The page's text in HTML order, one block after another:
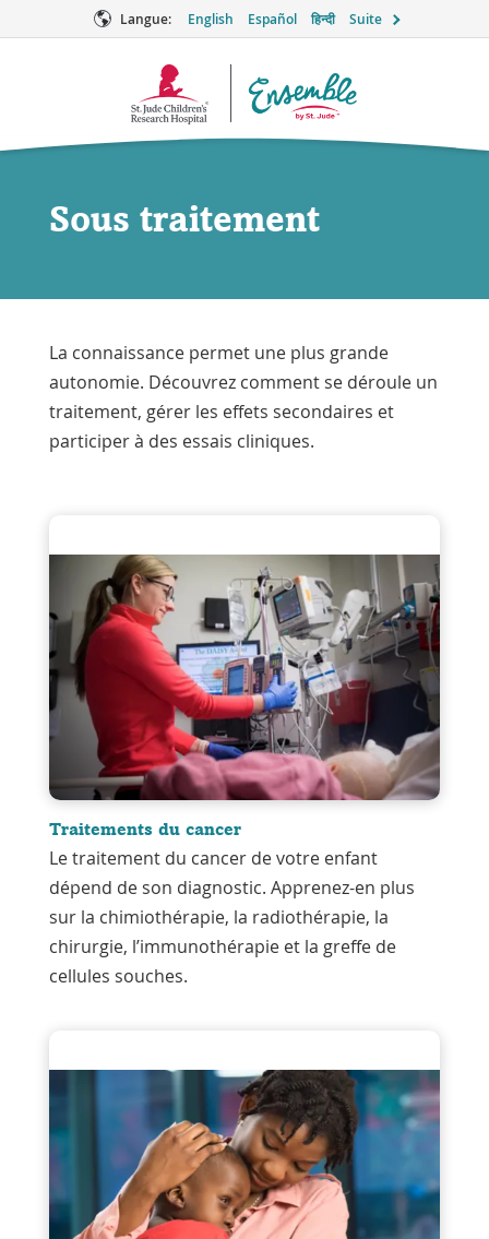
Langue: English Español हिन्दी Suite
Logo
Sous traitement
La connaissance permet une plus grande
autonomie. Découvrez comment se déroule un
traitement, gérer les effets secondaires et
participer à des essais cliniques.
Traitements du cancer
Le traitement du cancer de votre enfant
dépend de son diagnostic. Apprenez-en plus
sur la chimiothérapie, la radiothérapie, la
chirurgie, l’immunothérapie et la greffe de
cellules souches.